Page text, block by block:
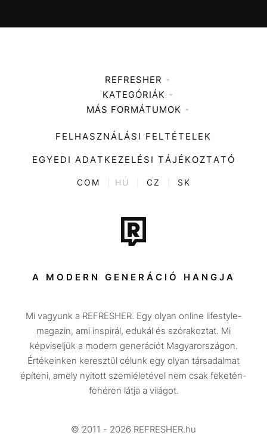
REFRESHER
Médiaajánlat
KATEGÓRIÁK
Zene
Divat
Kultúra
ENTR
Tech-Tudomány
Sport
Társadalom
Utazás
Életmód
Design
Beszélgetések
Videó
MÁS FORMÁTUMOK
FELHASZNÁLÁSI FELTÉTELEK
EGYEDI ADATKEZELÉSI TÁJÉKOZTATÓ
COM HU CZ SK
A MODERN GENERÁCIÓ HANGJA
Mi vagyunk a REFRESHER. Egy olyan online lifestyle-
magazin, ami inspirál, edukál és szórakoztat. Mi
képviseljük a modern generációt Magyarországon.
Értékeinken keresztül célunk egy olyan társadalmat
építeni, amely nyitott szemléletével nem csak feketén-
fehéren látja a világot.
© 2011 - 2026 REFRESHER.hu